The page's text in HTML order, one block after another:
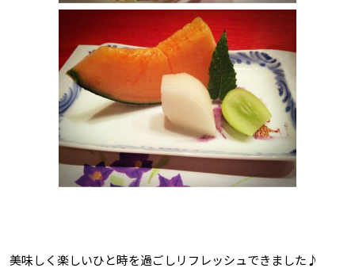
美味しく楽しいひと時を過ごしリフレッシュできました♪